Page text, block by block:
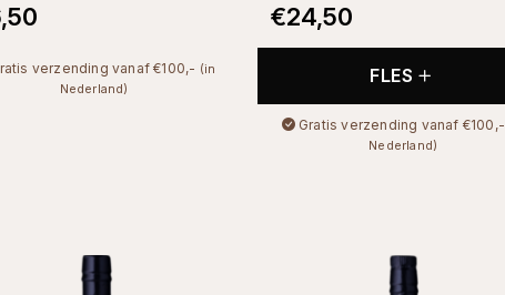
verzending vanaf €100,- (in
Nederland)
€24,50
FLES
Gratis verzending vanaf €100,-
Nederland)